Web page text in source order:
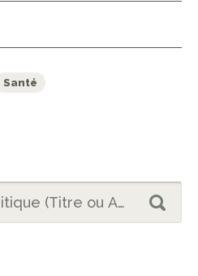
Santé